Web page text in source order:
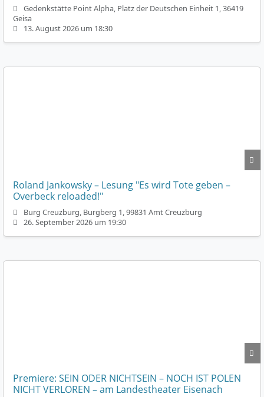
Gedenkstätte Point Alpha, Platz der Deutschen Einheit 1, 36419
Geisa
13. August 2026 um 18:30
Roland Jankowsky – Lesung "Es wird Tote geben –
Overbeck reloaded!"
Burg Creuzburg, Burgberg 1, 99831 Amt Creuzburg
26. September 2026 um 19:30
Premiere: SEIN ODER NICHTSEIN – NOCH IST POLEN
NICHT VERLOREN – am Landestheater Eisenach